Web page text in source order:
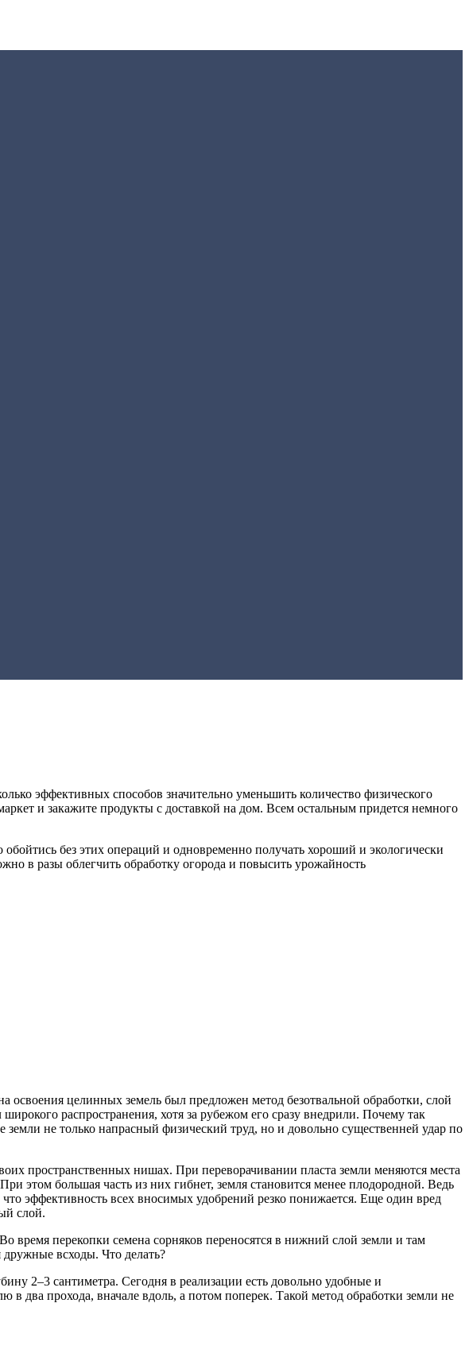
эффективных способов значительно уменьшить количество физического
и закажите продукты с доставкой на дом. Всем остальным придется немного
без этих операций и одновременно получать хороший и экологически
в разы облегчить обработку огорода и повысить урожайность
целинных земель был предложен метод безотвальной обработки, слой
распространения, хотя за рубежом его сразу внедрили. Почему так
не только напрасный физический труд, но и довольно существенней удар по
пространственных нишах. При переворачивании пласта земли меняются места
этом большая часть из них гибнет, земля становится менее плодородной. Ведь
эффективность всех вносимых удобрений резко понижается. Еще один вред
слой.
время перекопки семена сорняков переносятся в нижний слой земли и там
дружные всходы. Что делать?
2–3 сантиметра. Сегодня в реализации есть довольно удобные и
два прохода, вначале вдоль, а потом поперек. Такой метод обработки земли не